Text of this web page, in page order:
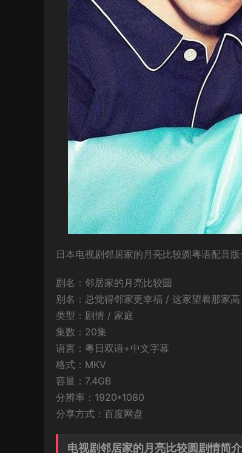
日本电视剧邻居家的月亮比较圆粤语配音
剧名：邻居家的月亮比较圆
别名：总觉得邻家更幸福 / 这家望着那家
类型：剧情 / 家庭
集数：20集
语言：粤日双语+中文字幕
格式：MKV
容量：7.4GB
分辨率：1920*1080
分享方式：百度网盘
电视剧邻居家的月亮比较圆剧情简介